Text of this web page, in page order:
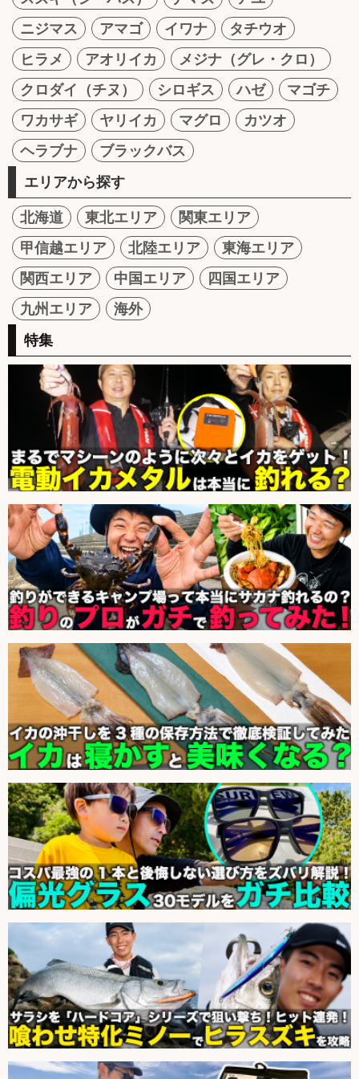
ニジマス
アマゴ イワナ
タチウオ
ヒラメ
アオリイカ
メジナ（グレ・クロ）
クロダイ（チヌ）
シロギス ハゼ
マゴチ
ワカサギ
ヤリイカ マグロ
カツオ
ヘラブナ
ブラックバス
エリアから探す
北海道 東北エリア
関東エリア
甲信越エリア
北陸エリア
東海エリア
関西エリア
中国エリア
四国エリア
九州エリア
海外
特集